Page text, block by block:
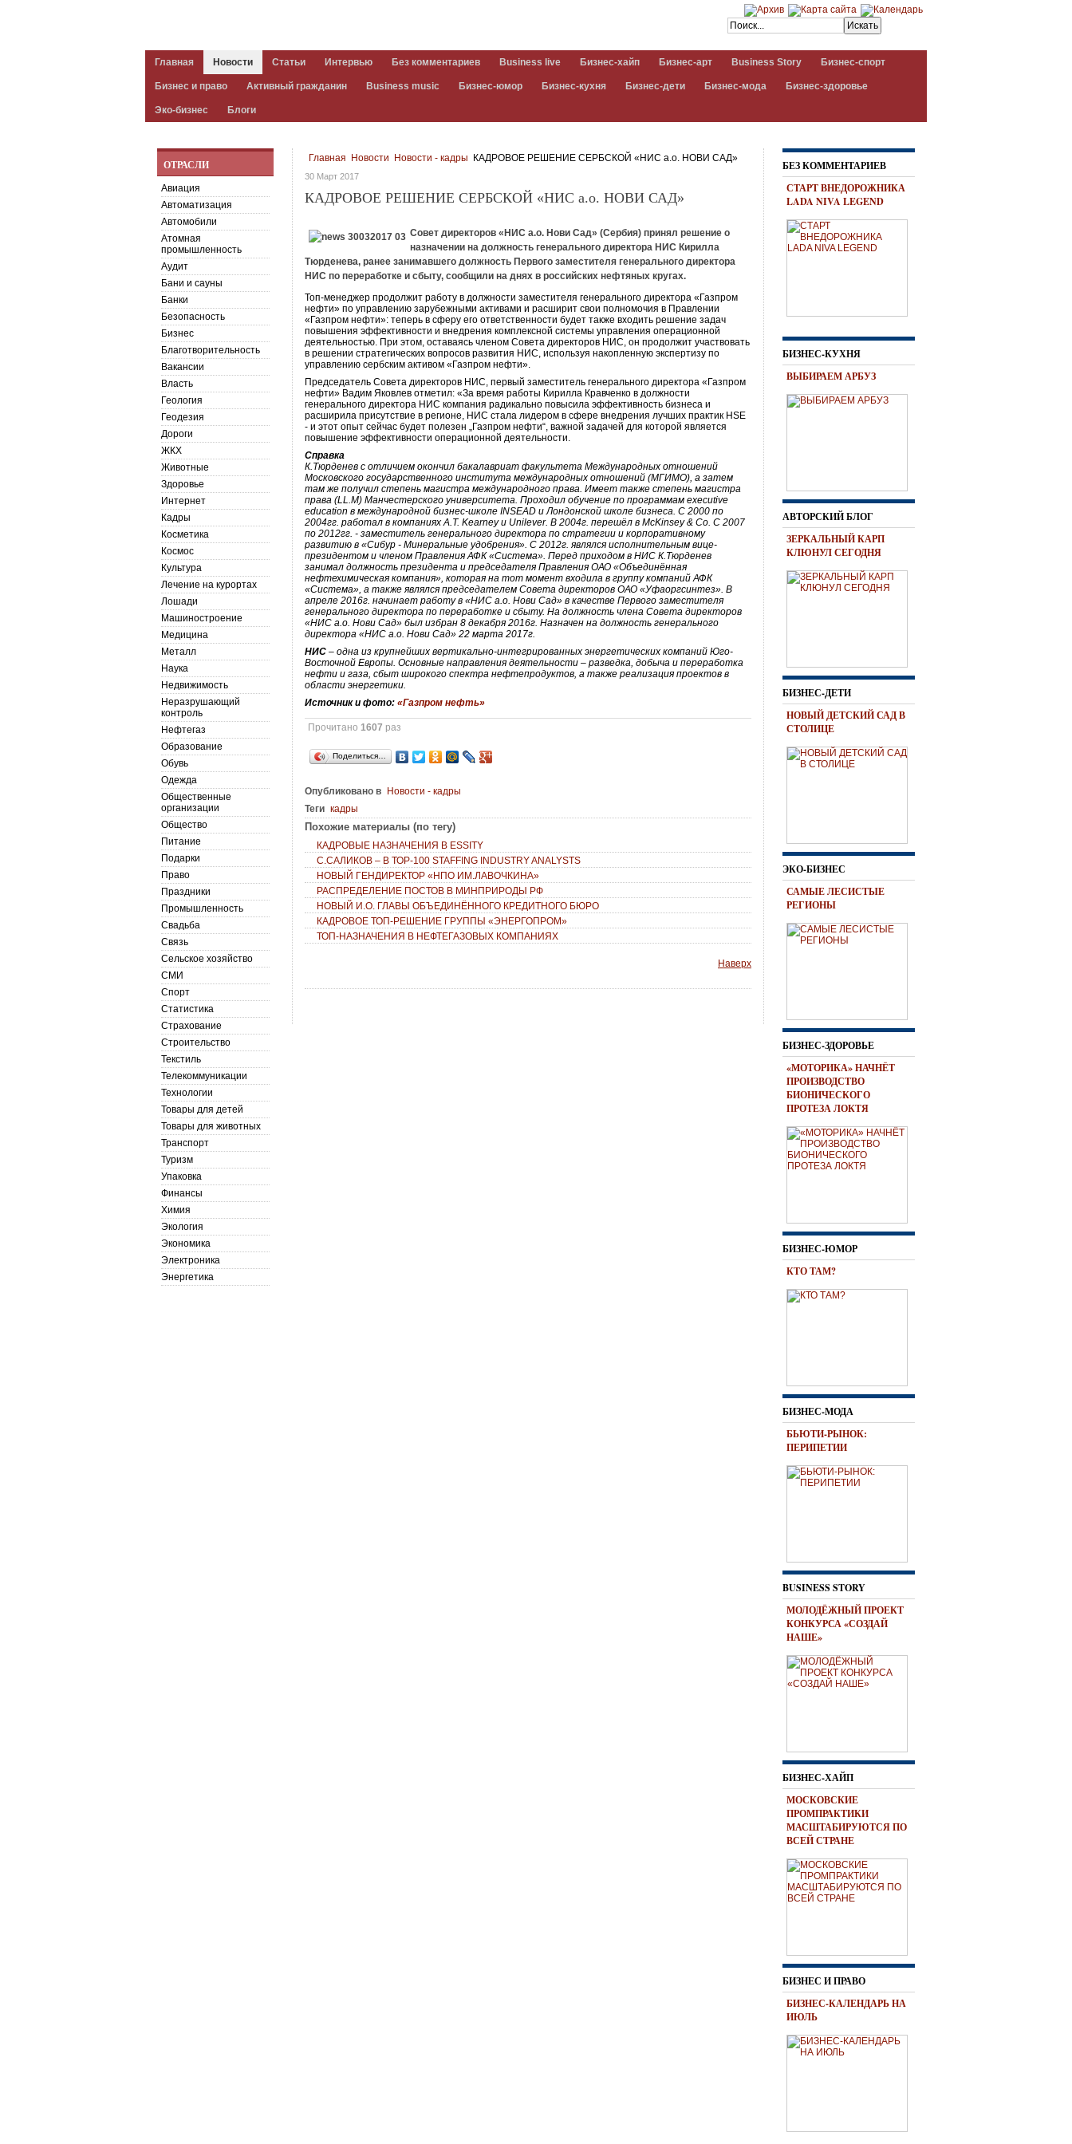
Главная Новости Статьи Интервью Без комментариев Business live Бизнес-хайп Бизнес-арт Business Story Бизнес-спорт
Бизнес и право Активный гражданин Business music Бизнес-юмор Бизнес-кухня Бизнес-дети Бизнес-мода Бизнес-здоровье
Эко-бизнес Блоги
Главная Новости Новости - кадры КАДРОВОЕ РЕШЕНИЕ СЕРБСКОЙ «НИС а.о. НОВИ САД»
30 Март 2017
КАДРОВОЕ РЕШЕНИЕ СЕРБСКОЙ «НИС а.о. НОВИ САД»
Совет директоров «НИС а.о. Нови Сад» (Сербия) принял решение о
назначении на должность генерального директора НИС Кирилла
Тюрденева, ранее занимавшего должность Первого заместителя генерального директора
НИС по переработке и сбыту, сообщили на днях в российских нефтяных кругах.
Топ-менеджер продолжит работу в должности заместителя генерального директора «Газпром
нефти» по управлению зарубежными активами и расширит свои полномочия в Правлении
«Газпром нефти»: теперь в сферу его ответственности будет также входить решение задач
повышения эффективности и внедрения комплексной системы управления операционной
деятельностью. При этом, оставаясь членом Совета директоров НИС, он продолжит участвовать
в решении стратегических вопросов развития НИС, используя накопленную экспертизу по
управлению сербским активом «Газпром нефти».
Председатель Совета директоров НИС, первый заместитель генерального директора «Газпром
нефти» Вадим Яковлев отметил: «За время работы Кирилла Кравченко в должности
генерального директора НИС компания радикально повысила эффективность бизнеса и
расширила присутствие в регионе, НИС стала лидером в сфере внедрения лучших практик HSE
- и этот опыт сейчас будет полезен „Газпром нефти“, важной задачей для которой является
повышение эффективности операционной деятельности.
Справка
К.Тюрденев c отличием окончил бакалавриат факультета Международных отношений
Московского государственного института международных отношений (МГИМО), а затем
там же получил степень магистра международного права. Имеет также степень магистра
права (LL.M) Манчестерского университета. Проходил обучение по программам executive
education в международной бизнес-школе INSEAD и Лондонской школе бизнеса. С 2000 по
2004гг. работал в компаниях A.T. Kearney и Unilever. В 2004г. перешёл в McKinsey & Co. С 2007
по 2012гг. - заместитель генерального директора по стратегии и корпоративному
развитию в «Сибур - Минеральные удобрения». С 2012г. являлся исполнительным вице-
президентом и членом Правления АФК «Система». Перед приходом в НИС К.Тюрденев
занимал должность президента и председателя Правления ОАО «Объединённая
нефтехимическая компания», которая на тот момент входила в группу компаний АФК
«Система», а также являлся председателем Совета директоров ОАО «Уфаоргсинтез». В
апреле 2016г. начинает работу в «НИС а.о. Нови Сад» в качестве Первого заместителя
генерального директора по переработке и сбыту. На должность члена Совета директоров
«НИС а.о. Нови Сад» был избран 8 декабря 2016г. Назначен на должность генерального
директора «НИС а.о. Нови Сад» 22 марта 2017г.
НИС – одна из крупнейших вертикально-интегрированных энергетических компаний Юго-
Восточной Европы. Основные направления деятельности – разведка, добыча и переработка
нефти и газа, сбыт широкого спектра нефтепродуктов, а также реализация проектов в
области энергетики.
Источник и фото:«Газпром нефть»
Прочитано1607 раз
Поделиться…
Опубликовано в
Новости - кадры
Теги кадры
Похожие материалы (по тегу)
КАДРОВЫЕ НАЗНАЧЕНИЯ В ESSITY
С.САЛИКОВ – В ТОР-100 STAFFING INDUSTRY ANALYSTS
НОВЫЙ ГЕНДИРЕКТОР «НПО ИМ.ЛАВОЧКИНА»
РАСПРЕДЕЛЕНИЕ ПОСТОВ В МИНПРИРОДЫ РФ
НОВЫЙ И.О. ГЛАВЫ ОБЪЕДИНЁННОГО КРЕДИТНОГО БЮРО
КАДРОВОЕ ТОП-РЕШЕНИЕ ГРУППЫ «ЭНЕРГОПРОМ»
ТОП-НАЗНАЧЕНИЯ В НЕФТЕГАЗОВЫХ КОМПАНИЯХ
Наверх
ОТРАСЛИ
Авиация
Автоматизация
Автомобили
Атомная
промышленность
Аудит
Бани и сауны
Банки
Безопасность
Бизнес
Благотворительность
Вакансии
Власть
Геология
Геодезия
Дороги
ЖКХ
Животные
Здоровье
Интернет
Кадры
Косметика
Космос
Культура
Лечение на курортах
Лошади
Машиностроение
Медицина
Металл
Наука
Недвижимость
Неразрушающий
контроль
Нефтегаз
Образование
Обувь
Одежда
Общественные
организации
Общество
Питание
Подарки
Право
Праздники
Промышленность
Свадьба
Связь
Сельское хозяйство
СМИ
Спорт
Статистика
Страхование
Строительство
Текстиль
Телекоммуникации
Технологии
Товары для детей
Товары для животных
Транспорт
Туризм
Упаковка
Финансы
Химия
Экология
Экономика
Электроника
Энергетика
БЕЗ КОММЕНТАРИЕВ
СТАРТ ВНЕДОРОЖНИКА
LADA NIVA LEGEND
БИЗНЕС-КУХНЯ
ВЫБИРАЕМ АРБУЗ
АВТОРСКИЙ БЛОГ
ЗЕРКАЛЬНЫЙ КАРП
КЛЮНУЛ СЕГОДНЯ
БИЗНЕС-ДЕТИ
НОВЫЙ ДЕТСКИЙ САД В
СТОЛИЦЕ
ЭКО-БИЗНЕС
САМЫЕ ЛЕСИСТЫЕ
РЕГИОНЫ
БИЗНЕС-ЗДОРОВЬЕ
«МОТОРИКА» НАЧНЁТ
ПРОИЗВОДСТВО
БИОНИЧЕСКОГО
ПРОТЕЗА ЛОКТЯ
БИЗНЕС-ЮМОР
КТО ТАМ?
БИЗНЕС-МОДА
БЬЮТИ-РЫНОК:
ПЕРИПЕТИИ
BUSINESS STORY
МОЛОДЁЖНЫЙ ПРОЕКТ
КОНКУРСА «СОЗДАЙ
НАШЕ»
БИЗНЕС-ХАЙП
МОСКОВСКИЕ
ПРОМПРАКТИКИ
МАСШТАБИРУЮТСЯ ПО
ВСЕЙ СТРАНЕ
БИЗНЕС И ПРАВО
БИЗНЕС-КАЛЕНДАРЬ НА
ИЮЛЬ